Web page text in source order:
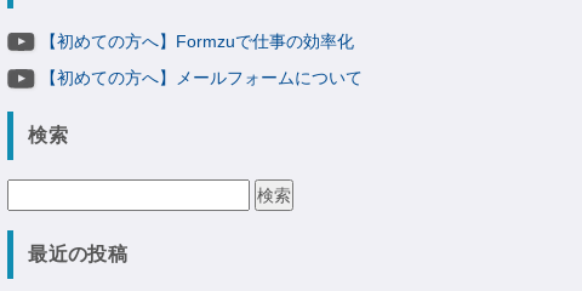
【初めての方へ】Formzuで仕事の効率化
【初めての方へ】メールフォームについて
検索
最近の投稿